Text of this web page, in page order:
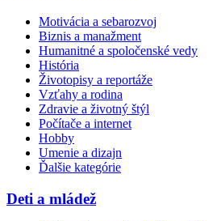
Motivácia a sebarozvoj
Biznis a manažment
Humanitné a spoločenské vedy
História
Životopisy a reportáže
Vzťahy a rodina
Zdravie a životný štýl
Počítače a internet
Hobby
Umenie a dizajn
Ďalšie kategórie
Deti a mládež